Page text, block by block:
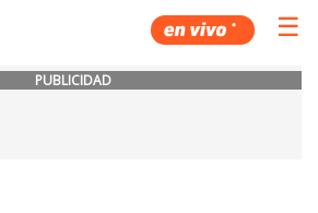
☰
PUBLICIDAD